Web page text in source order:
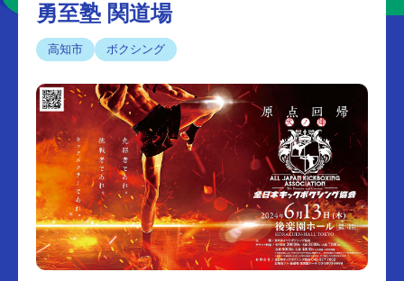
勇至塾 関道場
高知市 ボクシング